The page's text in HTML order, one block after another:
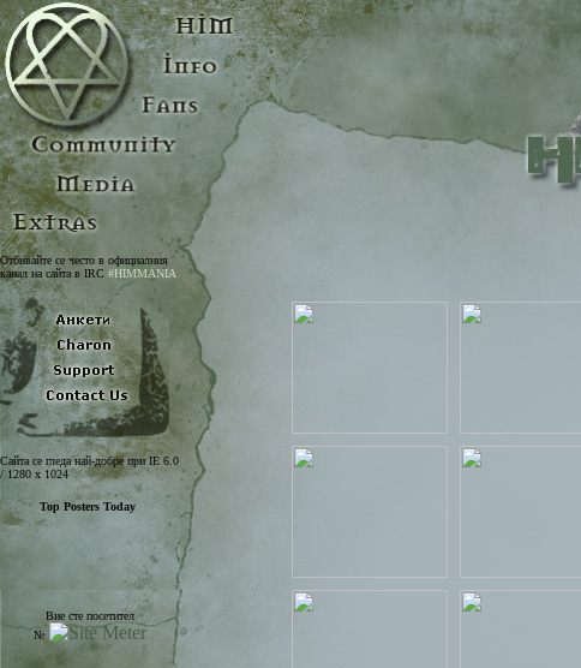
Отбивайте се често в официалния
канал на сайта в IRC #HIMMANIA
Сайта се гледа най-добре при IE 6.0
/ 1280 x 1024
Вие сте посетител
№